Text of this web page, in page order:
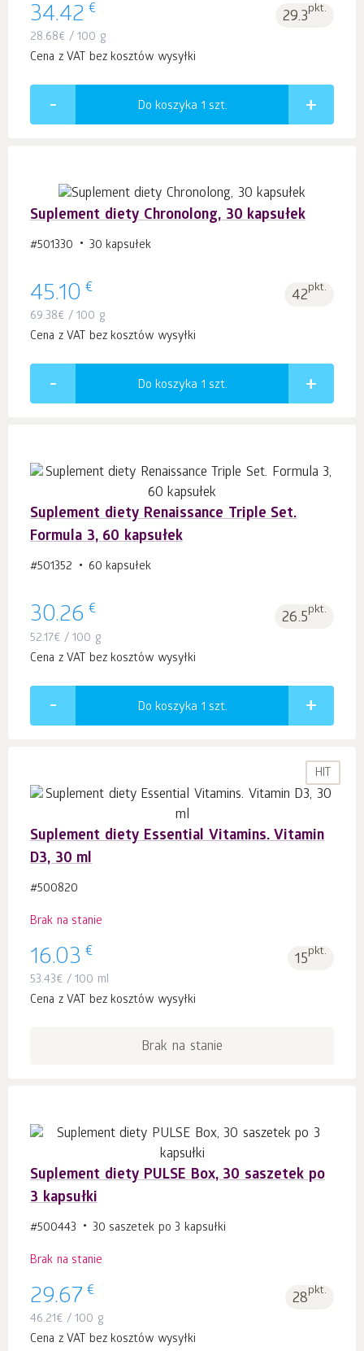
34.42 € 29.3pkt.
28.68€ / 100 g
Cena z VAT bez kosztów wysyłki
Do koszyka 1 szt.
Suplement diety Chronolong, 30 kapsułek
#501330 30 kapsułek
45.10 € 42pkt.
69.38€ / 100 g
Cena z VAT bez kosztów wysyłki
Do koszyka 1 szt.
Suplement diety Renaissance Triple Set.
Formula 3, 60 kapsułek
#501352 60 kapsułek
30.26 € 26.5pkt.
52.17€ / 100 g
Cena z VAT bez kosztów wysyłki
Do koszyka 1 szt.
HIT
Suplement diety Essential Vitamins. Vitamin
D3, 30 ml
#500820
Brak na stanie
16.03 € 15pkt.
53.43€ / 100 ml
Cena z VAT bez kosztów wysyłki
Brak na stanie
Suplement diety PULSE Box, 30 saszetek po
3 kapsułki
#500443 30 saszetek po 3 kapsułki
Brak na stanie
29.67 € 28pkt.
46.21€ / 100 g
Cena z VAT bez kosztów wysyłki